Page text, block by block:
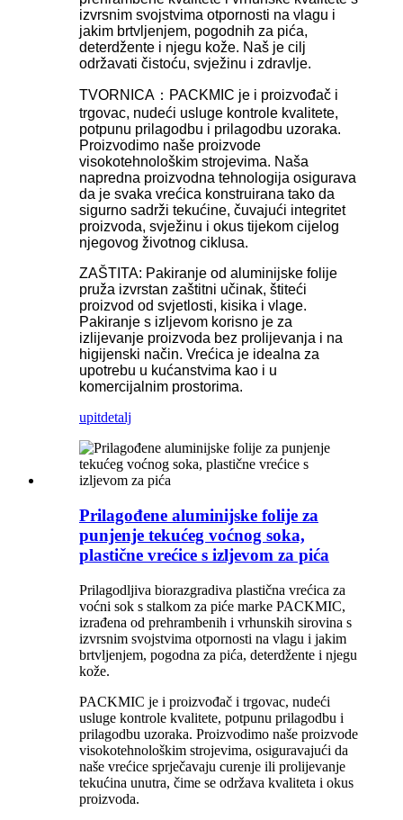
izvrsnim svojstvima otpornosti na vlagu i
jakim brtvljenjem, pogodnih za pića,
deterdžente i njegu kože. Naš je cilj
održavati čistoću, svježinu i zdravlje.
TVORNICA：PACKMIC je i proizvođač i
trgovac, nudeći usluge kontrole kvalitete,
potpunu prilagodbu i prilagodbu uzoraka.
Proizvodimo naše proizvode
visokotehnološkim strojevima. Naša
napredna proizvodna tehnologija osigurava
da je svaka vrećica konstruirana tako da
sigurno sadrži tekućine, čuvajući integritet
proizvoda, svježinu i okus tijekom cijelog
njegovog životnog ciklusa.
ZAŠTITA: Pakiranje od aluminijske folije
pruža izvrstan zaštitni učinak, štiteći
proizvod od svjetlosti, kisika i vlage.
Pakiranje s izljevom korisno je za
izlijevanje proizvoda bez prolijevanja i na
higijenski način. Vrećica je idealna za
upotrebu u kućanstvima kao i u
komercijalnim prostorima.
upitdetalj
Prilagođene aluminijske folije za
punjenje tekućeg voćnog soka,
plastične vrećice s izljevom za pića
Prilagodljiva biorazgradiva plastična vrećica za
voćni sok s stalkom za piće marke PACKMIC,
izrađena od prehrambenih i vrhunskih sirovina s
izvrsnim svojstvima otpornosti na vlagu i jakim
brtvljenjem, pogodna za pića, deterdžente i njegu
kože.
PACKMIC je i proizvođač i trgovac, nudeći
usluge kontrole kvalitete, potpunu prilagodbu i
prilagodbu uzoraka. Proizvodimo naše proizvode
visokotehnološkim strojevima, osiguravajući da
naše vrećice sprječavaju curenje ili prolijevanje
tekućina unutra, čime se održava kvaliteta i okus
proizvoda.